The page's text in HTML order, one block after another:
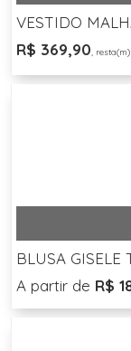
VESTIDO
R$ 369,90,
BLUSA GISELE
A partir de R$